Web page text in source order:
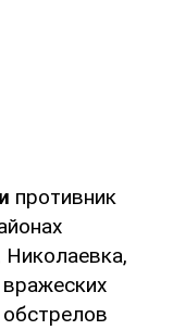
противник
Николаевка,